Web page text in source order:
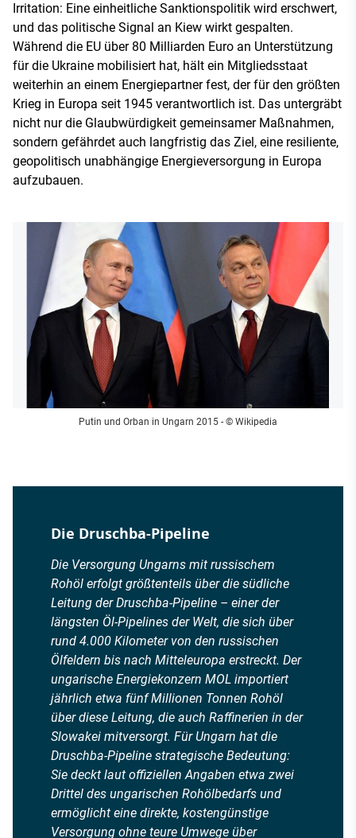
Irritation: Eine einheitliche Sanktionspolitik wird erschwert,
und das politische Signal an Kiew wirkt gespalten.
Während die EU über 80 Milliarden Euro an Unterstützung
für die Ukraine mobilisiert hat, hält ein Mitgliedsstaat
weiterhin an einem Energiepartner fest, der für den größten
Krieg in Europa seit 1945 verantwortlich ist. Das untergräbt
nicht nur die Glaubwürdigkeit gemeinsamer Maßnahmen,
sondern gefährdet auch langfristig das Ziel, eine resiliente,
geopolitisch unabhängige Energieversorgung in Europa
aufzubauen.
Putin und Orban in Ungarn 2015 - © Wikipedia
Die Druschba-Pipeline
Die Versorgung Ungarns mit russischem
Rohöl erfolgt größtenteils über die südliche
Leitung der Druschba-Pipeline – einer der
längsten Öl-Pipelines der Welt, die sich über
rund 4.000 Kilometer von den russischen
Ölfeldern bis nach Mitteleuropa erstreckt. Der
ungarische Energiekonzern MOL importiert
jährlich etwa fünf Millionen Tonnen Rohöl
über diese Leitung, die auch Raffinerien in der
Slowakei mitversorgt. Für Ungarn hat die
Druschba-Pipeline strategische Bedeutung:
Sie deckt laut offiziellen Angaben etwa zwei
Drittel des ungarischen Rohölbedarfs und
ermöglicht eine direkte, kostengünstige
Versorgung ohne teure Umwege über